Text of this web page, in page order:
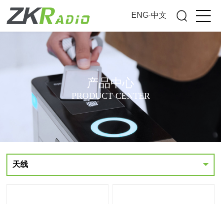
ENG·中文
产品中心
PRODUCT CENTER
天线